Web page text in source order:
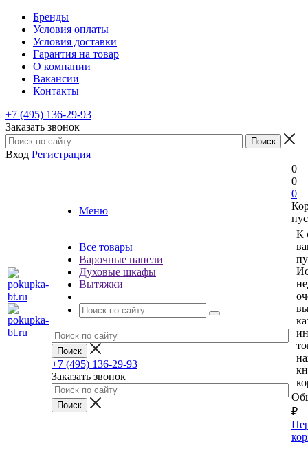
Бренды
Условия оплаты
Условия доставки
Гарантия на товар
О компании
Вакансии
Контакты
+7 (495) 136-29-93
Заказать звонок
Вход Регистрация
Меню
Все товары
Варочные панели
Духовые шкафы
Вытяжки
+7 (495) 136-29-93
Заказать звонок
0
0
0
К
₽